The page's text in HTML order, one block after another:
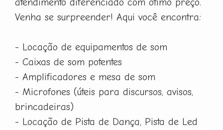
Venha se surpreender! Aqui você encontra:
- Locação de equipamentos de som
- Caixas de som potentes
- Amplificadores e mesa de som
- Microfones (úteis para discursos, avisos,
brincadeiras)
- Locação de Pista de Dança, Pista de Led